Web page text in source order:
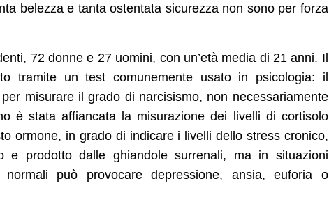
belezza e tanta ostentata sicurezza non sono per forza
72 donne e 27 uomini, con un’età media di 21 anni. Il
tramite un test comunemente usato in psicologia: il
misurare il grado di narcisismo, non necessariamente
è stata affiancata la misurazione dei livelli di cortisolo
ormone, in grado di indicare i livelli dello stress cronico,
e prodotto dalle ghiandole surrenali, ma in situazioni
può provocare depressione, ansia, euforia o